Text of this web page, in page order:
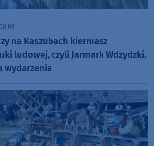
na Kaszubach kiermasz
ludowej, czyli Jarmark Wdzydzki.
wydarzenia